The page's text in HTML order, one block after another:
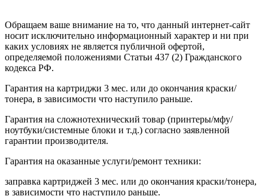
Обращаем ваше внимание на то, что данный интернет-сайт
носит исключительно информационный характер и ни при
каких условиях не является публичной офертой,
определяемой положениями Статьи 437 (2) Гражданского
кодекса РФ.
Гарантия на картриджи 3 мес. или до окончания краски/
тонера, в зависимости что наступило раньше.
Гарантия на сложнотехнический товар (принтеры/мфу/
ноутбуки/системные блоки и т.д.) согласно заявленной
гарантии производителя.
Гарантия на оказанные услуги/ремонт техники:
заправка картриджей 3 мес. или до окончания краски/тонера,
в зависимости что наступило раньше.